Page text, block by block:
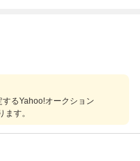
るYahoo!オークション
す。